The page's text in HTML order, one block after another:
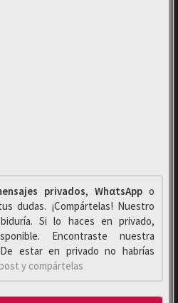
privados, WhαtsAppo
dudas. ¡Compártelas! Nuestro
Si lo haces en privado,
Encontraste nuestra
estar en privado no habrías
y compártelas